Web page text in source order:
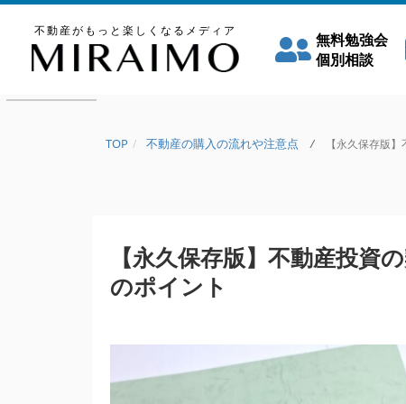
不動産がもっと楽しくなるメディア
無料勉強会
個別相談
TOP 不動産の購入の流れや注意点 / 【永久保存版
【永久保存版】不動産投資
のポイント